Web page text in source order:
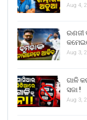
Aug 4,
ରଣଜୀ
Aug 3,
ଗାଳି
ସଜା !
Aug 3,